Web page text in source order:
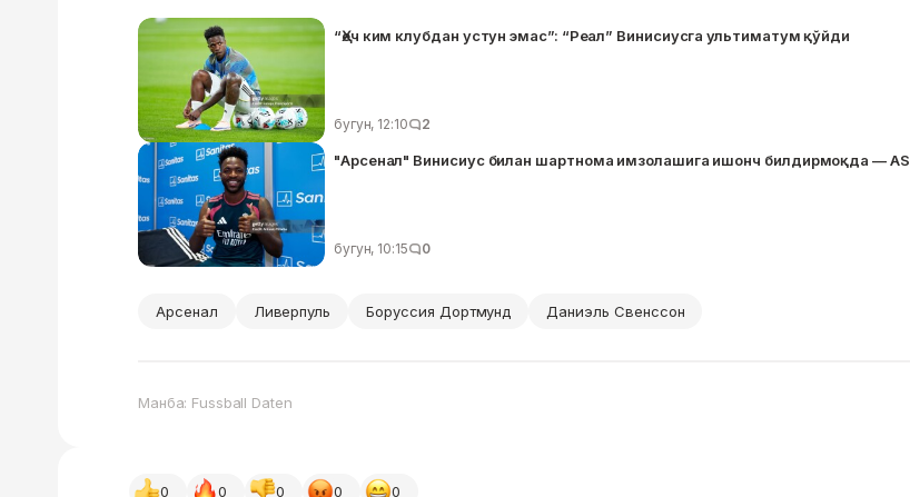
“Ҳеч ким клубдан устун эмас”: “Реал” Винисиусга ультиматум қўйди
бугун, 12:10 2
"Арсенал" Винисиус билан шартнома имзолашига ишонч билдирмоқда — AS
бугун, 10:15 0
Арсенал Ливерпуль Боруссия Дортмунд Даниэль Свенссон
Манба: Fussball Daten
0 0 0 0 0